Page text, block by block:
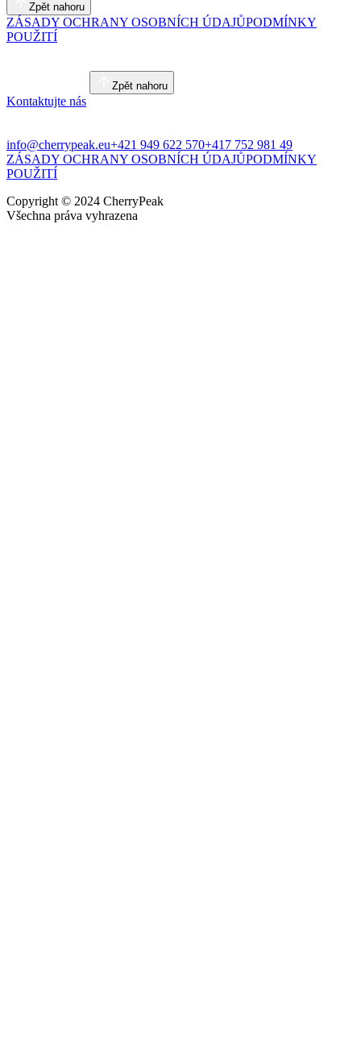
Zpět nahoru
ZÁSADY OCHRANY OSOBNÍCH ÚDAJŮPODMÍNKY
POUŽITÍ
Zpět nahoru
Kontaktujte nás
info@cherrypeak.eu+421 949 622 570+417 752 981 49
ZÁSADY OCHRANY OSOBNÍCH ÚDAJŮPODMÍNKY
POUŽITÍ
Copyright © 2024 CherryPeak
Všechna práva vyhrazena